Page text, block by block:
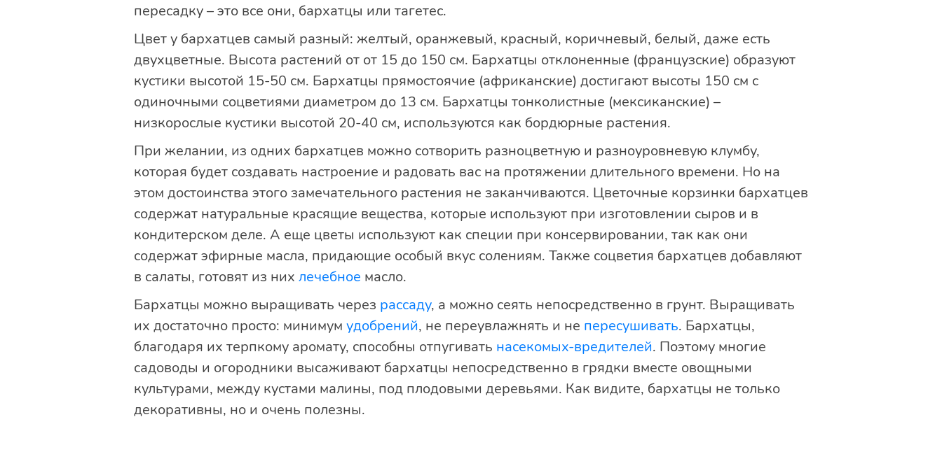
пересадку – это все они, бархатцы или тагетес.
Цвет у бархатцев самый разный: желтый, оранжевый, красный, коричневый, белый, даже есть
двухцветные. Высота растений от от 15 до 150 см. Бархатцы отклоненные (французские) образуют
кустики высотой 15-50 см. Бархатцы прямостоячие (африканские) достигают высоты 150 см с
одиночными соцветиями диаметром до 13 см. Бархатцы тонколистные (мексиканские) –
низкорослые кустики высотой 20-40 см, используются как бордюрные растения.
При желании, из одних бархатцев можно сотворить разноцветную и разноуровневую клумбу,
которая будет создавать настроение и радовать вас на протяжении длительного времени. Но на
этом достоинства этого замечательного растения не заканчиваются. Цветочные корзинки бархатцев
содержат натуральные красящие вещества, которые используют при изготовлении сыров и в
кондитерском деле. А еще цветы используют как специи при консервировании, так как они
содержат эфирные масла, придающие особый вкус солениям. Также соцветия бархатцев добавляют
в салаты, готовят из них лечебное масло.
Бархатцы можно выращивать через рассаду, а можно сеять непосредственно в грунт. Выращивать
их достаточно просто: минимум удобрений, не переувлажнять и не пересушивать. Бархатцы,
благодаря их терпкому аромату, способны отпугивать насекомых-вредителей. Поэтому многие
садоводы и огородники высаживают бархатцы непосредственно в грядки вместе овощными
культурами, между кустами малины, под плодовыми деревьями. Как видите, бархатцы не только
декоративны, но и очень полезны.